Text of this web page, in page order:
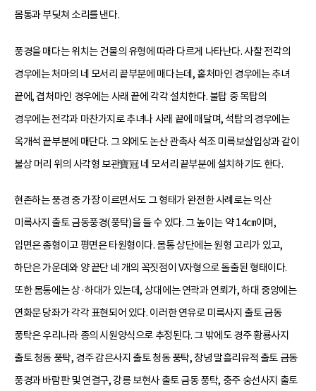
몸통과 부딪쳐 소리를 낸다.
풍경을 매다는 위치는 건물의 유형에 따라 다르게 나타난다. 사찰 전각의
경우에는 처마의 네 모서리 끝부분에 매다는데, 홑처마인 경우에는 추녀
끝에, 겹처마인 경우에는 사래 끝에 각각 설치한다. 불탑 중 목탑의
경우에는 전각과 마찬가지로 추녀나 사래 끝에 매달며, 석탑의 경우에는
옥개석 끝부분에 매단다. 그 외에도 논산 관촉사 석조 미륵보살입상과 같이
불상 머리 위의 사각형 보관寶冠 네 모서리 끝부분에 설치하기도 한다.
현존하는 풍경 중 가장 이르면서도 그 형태가 완전한 사례로는 익산
미륵사지 출토 금동풍경(풍탁)을 들 수 있다. 그 높이는 약 14㎝이며,
입면은 종형이고 평면은 타원형이다. 몸통 상단에는 원형 고리가 있고,
하단은 가운데와 양 끝단 네 개의 꼭짓점이 V자형으로 돌출된 형태이다.
또한 몸통에는 상·하대가 있는데, 상대에는 연곽과 연뢰가, 하대 중앙에는
연화문 당좌가 각각 표현되어 있다. 이러한 연유로 미륵사지 출토 금동
풍탁은 우리나라 종의 시원양식으로 추정된다. 그 밖에도 경주 황룡사지
출토 청동 풍탁, 경주 감은사지 출토 청동 풍탁, 창녕 말흘리유적 출토 금동
풍경과 바람판 및 연결구, 강릉 보현사 출토 금동 풍탁, 충주 숭선사지 출토